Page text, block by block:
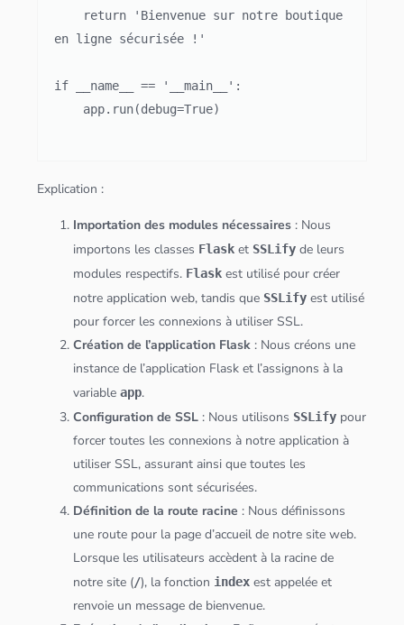
en ligne sécurisée !'
if __name__ == '__main__':
Explication :
Importation des modules nécessaires : Nous
importons les classes Flask et SSLify de leurs
modules respectifs. Flask est utilisé pour créer
notreapplication web, tandis que SSLify est utilisé
pour forcer les connexions à utiliser SSL.
Création de l’application Flask : Nous créons une
instance de l’application Flask et l’assignons à la
variableapp.
Configuration de SSL : Nous utilisons SSLify pour
forcer toutes les connexions à notreapplication à
utiliser SSL, assurant ainsi que toutes les
communications sont sécurisées.
Définition de la route racine : Nous définissons
une route pour la page d’accueil de notre site web.
Lorsque les utilisateurs accèdent à la racine de
notre site (/), la fonction index est appelée et
renvoie un message de bienvenue.